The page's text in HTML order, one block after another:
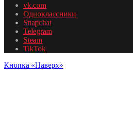
vk.com
Одноклассники
Snapchat
Telegram
Steam
TikTok
Кнопка «Наверх»